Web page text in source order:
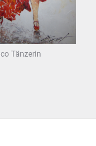
Tänzerin